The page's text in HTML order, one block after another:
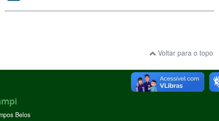
Voltar para o topo
Belos